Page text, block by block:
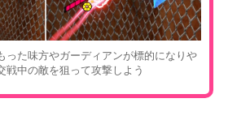
った味方やガーディアンが標的になりや
戦中の敵を狙って攻撃しよう